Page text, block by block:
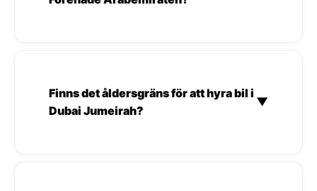
Finns det åldersgräns för att hyra bil i
Dubai Jumeirah?
▼